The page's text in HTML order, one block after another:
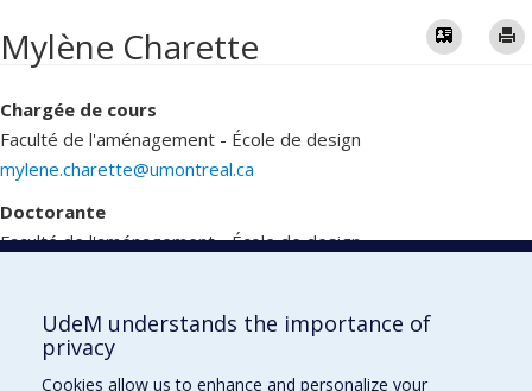
Mylène Charette Vcard
Chargée de cours
Faculté de l'aménagement - École de design
mylene.charette@umontreal.ca
Doctorante
Faculté de l'aménagement - École de design
Faculté de l'aménagement
UdeM understands the importance of
privacy
Cookies allow us to enhance and personalize your